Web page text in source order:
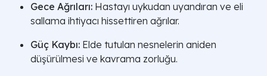
Gece Ağrıları: Hastayı uykudan uyandıran ve eli
sallama ihtiyacı hissettiren ağrılar.
Güç Kaybı: Elde tutulan nesnelerin aniden
düşürülmesi ve kavrama zorluğu.